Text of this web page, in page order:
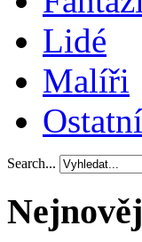
Lidé
Malíři
Ostatní
Search...